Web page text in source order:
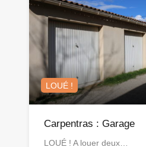
LOUÉ !
Carpentras : Garage
LOUÉ ! A louer deux…